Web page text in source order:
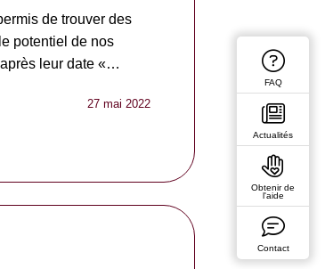
FAQ
Actualités
Obtenir de
l'aide
Contact
de trouver des
potentiel de nos
leur date «…
27 mai 2022